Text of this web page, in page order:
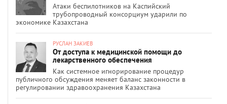
Атаки беспилотников на Каспийский
трубопроводный консорциум ударили по
экономике Казахстана
РУСЛАН ЗАКИЕВ
От доступа к медицинской помощи до
лекарственного обеспечения
Как системное игнорирование процедур
публичного обсуждения меняет баланс законности в
регулировании здравоохранения Казахстана